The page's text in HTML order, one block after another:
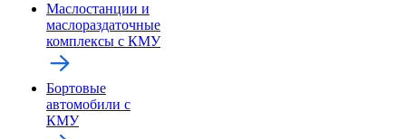
Маслостанции и
маслораздаточные
комплексы с КМУ
Бортовые
автомобили с
КМУ